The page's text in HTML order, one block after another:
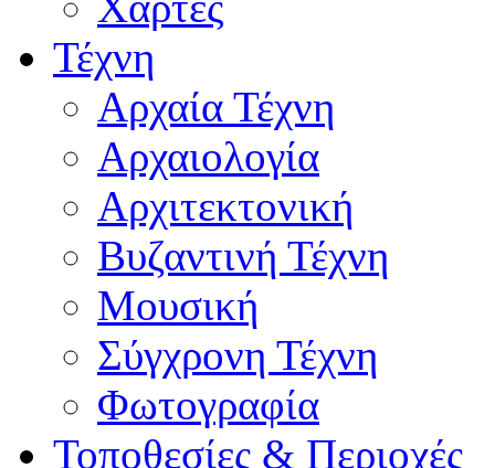
Τέχνη
Αρχαία Τέχνη
Αρχαιολογία
Αρχιτεκτονική
Βυζαντινή Τέχνη
Μουσική
Σύγχρονη Τέχνη
Φωτογραφία
Τοποθεσίες & Περιοχές